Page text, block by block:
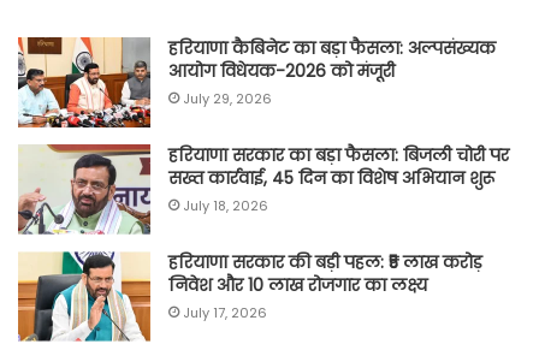
हरियाणा कैबिनेट का बड़ा फैसला: अल्पसंख्यक
आयोग विधेयक-2026 को मंजूरी
July 29, 2026
हरियाणा सरकार का बड़ा फैसला: बिजली चोरी पर
सख्त कार्रवाई, 45 दिन का विशेष अभियान शुरू
July 18, 2026
हरियाणा सरकार की बड़ी पहल: ₹5 लाख करोड़
निवेश और 10 लाख रोजगार का लक्ष्य
July 17, 2026